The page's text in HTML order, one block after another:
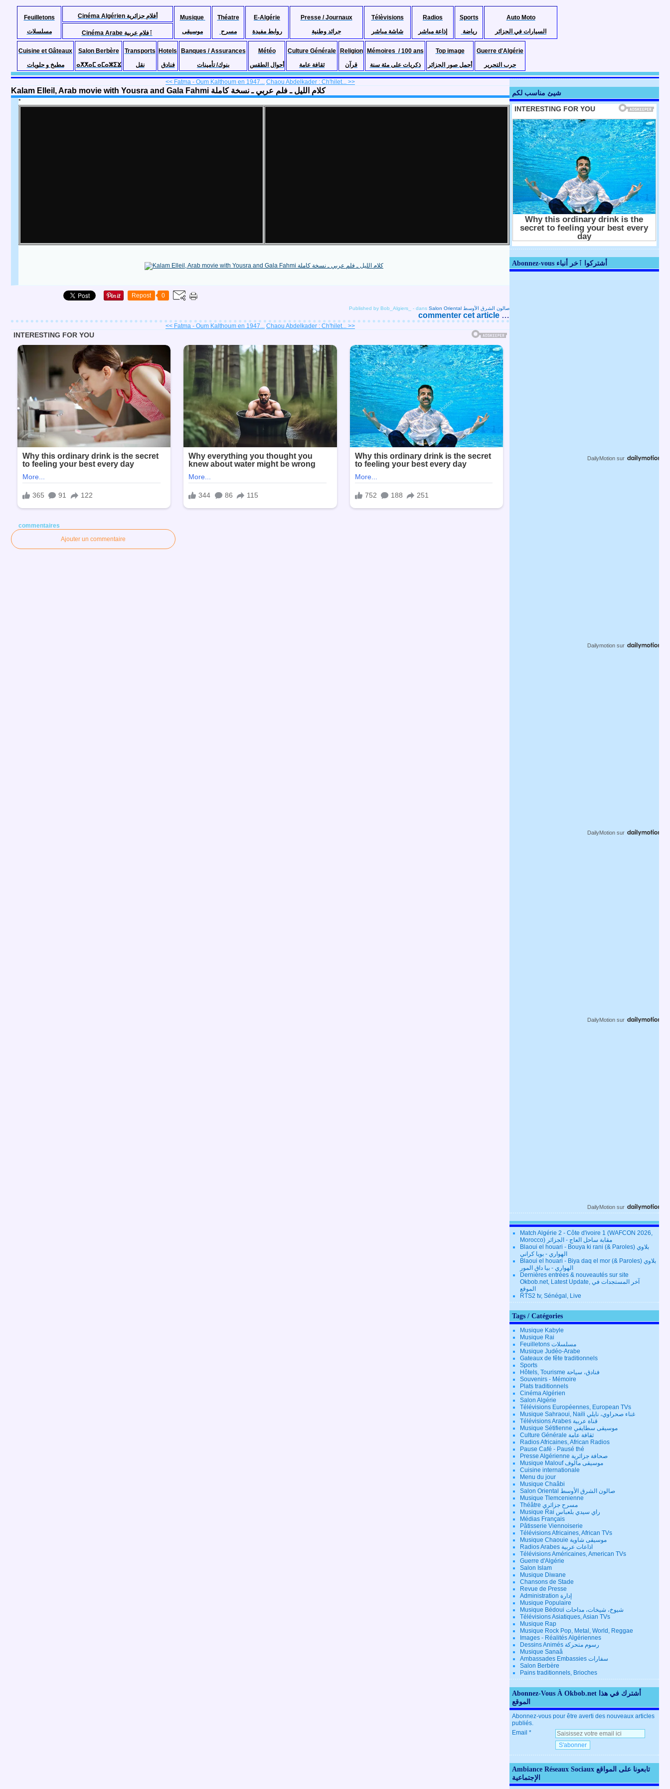
Feuilletons
مسلسلات
Cinéma Algérien أفلام جزائرية
Musique
موسيقى
Théatre
مسرح
E-Algérie
روابط مفيدة
Presse / Journaux
جرائد وطنية
Télèvisions
شاشة مباشر
Radios
إذاعة مباشر
Sports
رياضة
Auto Moto
السيارات في الجزائر
Cinéma Arabe ٱفلام عربية
Cuisine et Gâteaux
مطبخ و حلويات
Salon Berbère
ⴰⵅⵅⴰⵎ ⴰⵎⴰⵣⵉⴴ
Transports
نقل
Hotels
فنادق
Banques / Assurances
بنوك/ تأمينات
Météo
أحوال الطقس
Culture Générale
ثقافة عامة
Religion
قرآن
Mémoires / 100 ans
ذكريات على مئة سنة
Top image
أجمل صور الجزائر
Guerre d'Algérie
حرب التحرير
<< Fatma - Oum Kalthoum en 1947... Chaou Abdelkader : Ch'hilet... >>
Kalam Elleil, Arab movie with Yousra and Gala Fahmi كلام الليل ـ فلم عربي ـ نسخة كاملة
*
Repost 0
Published by Bob_Algiers_ - dans Salon Oriental صالون الشرق الأوسط
commenter cet article …
<< Fatma - Oum Kalthoum en 1947... Chaou Abdelkader : Ch'hilet... >>
commentaires
Ajouter un commentaire
شيئ مناسب لكم
Abonnez-vous أشتركوا ٱخر أنباء
DailyMotion sur
Dailymotion sur
DailyMotion sur
DailyMotion sur
DailyMotion sur
Match Algérie 2 - Côte d'ivoire 1 (WAFCON 2026,
Morocco) مقابة ساحل العاج - الجزائر
Blaoui el houari - Bouya ki rani (& Paroles) بلاوي
الهواري - بويا كراني
Blaoui el houari - Biya daq el mor (& Paroles) بلاوي
الهواري - بيا داق المور
Dernières entrées & nouveautés sur site
Okbob.net, Latest Update, آخر المستجدات في
الموقع
RTS2 tv, Sénégal, Live
Tags / Catégories
Musique Kabyle
Musique Rai
Feuilletons مسلسلات
Musique Judéo-Arabe
Gateaux de fête traditionnels
Sports
Hôtels, Tourisme فنادق، سياحة
Souvenirs - Mémoire
Plats traditionnels
Cinéma Algérien
Salon Algérie
Télévisions Européennes, European TVs
Musique Sahraoui, Naili غناء صحراوي، نايلي
Télévisions Arabes قناة عربية
Musique Sétifienne موسيقى سطايفي
Culture Générale ثقافة عامة
Radios Africaines, African Radios
Pause Café - Pausé thé
Presse Algérienne صحافة جزائرية
Musique Malouf موسيقى مالوف
Cuisine internationale
Menu du jour
Musique Chaâbi
Salon Oriental صالون الشرق الأوسط
Musique Tlemcenienne
Théâtre مسرح جزائري
Musique Rai راي سيدي بلعباس
Médias Français
Pâtisserie Viennoiserie
Télévisions Africaines, African TVs
Musique Chaouie موسيقى شاوية
Radios Arabes اذاعات عربية
Télévisions Américaines, American TVs
Guerre d'Algérie
Salon Islam
Musique Diwane
Chansons de Stade
Revue de Presse
Administration إدارة
Musique Populaire
Musique Bédoui شيوخ، شيخات، مداحات
Télévisions Asiatiques, Asian TVs
Musique Rap
Musique Rock Pop, Metal, World, Reggae
Images - Réalités Algériennes
Dessins Animés رسوم متحركة
Musique Sanaâ
Ambassades Embassies سفارات
Salon Berbère
Pains traditionnels, Brioches
Abonnez-Vous À Okbob.net أشترك في هذا
الموقع
Abonnez-vous pour être averti des nouveaux articles
publiés.
Email
Ambiance Réseaux Sociaux تابعونا على المواقع
الإجتماعية